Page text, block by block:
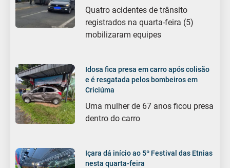
Quatro acidentes de trânsito
registrados na quarta-feira (5)
mobilizaram equipes
Idosa fica presa em carro após colisão
e é resgatada pelos bombeiros em
Criciúma
Uma mulher de 67 anos ficou presa
dentro do carro
Içara dá início ao 5º Festival das Etnias
nesta quarta-feira